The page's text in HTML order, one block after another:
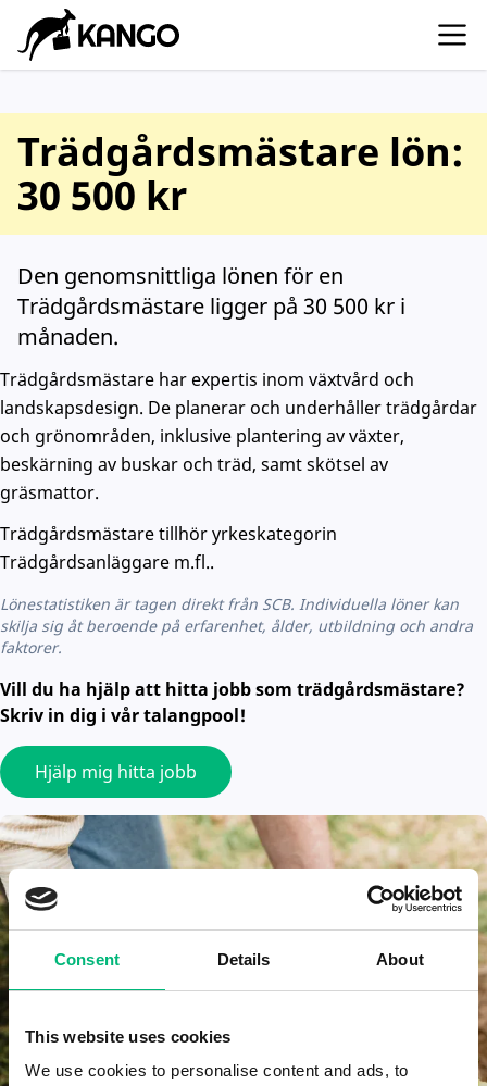
Consent Details About
This website uses cookies
We use cookies to personalise content and ads, to
Trädgårdsmästare lön:
30 500 kr
Den genomsnittliga lönen för en
Trädgårdsmästare ligger på 30 500 kr i
månaden.
Trädgårdsmästare har expertis inom växtvård och
landskapsdesign. De planerar och underhåller trädgårdar
och grönområden, inklusive plantering av växter,
beskärning av buskar och träd, samt skötsel av
gräsmattor.
Trädgårdsmästare tillhör yrkeskategorin
Trädgårdsanläggare m.fl..
Lönestatistiken är tagen direkt från SCB. Individuella löner kan
skilja sig åt beroende på erfarenhet, ålder, utbildning och andra
faktorer.
Vill du ha hjälp att hitta jobb som trädgårdsmästare?
Skriv in dig i vår talangpool!
Hjälp mig hitta jobb